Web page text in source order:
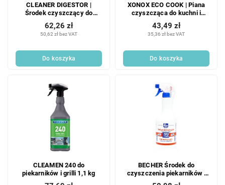
CLEANER DIGESTOR |
Środek czyszczący do
okapów i wyciągów |
delikatna formuła | 500 ml
50,62 zł bez VAT
62,26 zł
Do koszyka
XONOX ECO COOK | Piana
czyszcząca do kuchni i
tłuszczu | 500 ml
35,36 zł bez VAT
43,49 zł
Do koszyka
CLEAMEN 240 do
piekarników i grilli 1,1 kg
BECHER Środek do
czyszczenia piekarników i
grilli 1 l